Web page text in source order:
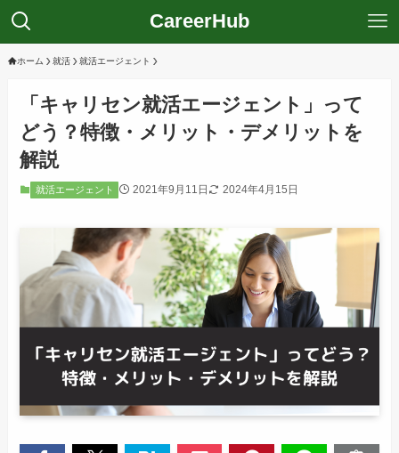
CareerHub
ホーム 就活 就活エージェント
「キャリセン就活エージェント」って
どう？特徴・メリット・デメリットを
解説
就活エージェント 2021年9月11日 2024年4月15日